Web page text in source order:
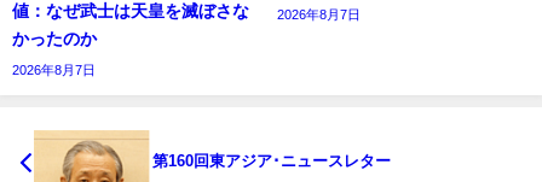
値：なぜ武士は天皇を滅ぼさな
かったのか
2026年8月7日
2026年8月7日
第160回東アジア･ニュースレター